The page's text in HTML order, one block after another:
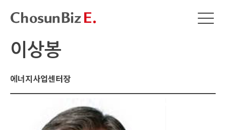
이상봉
에너지사업센터장